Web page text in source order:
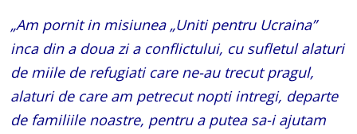
„Am pornit in misiunea „Uniti pentru Ucraina”
inca din a doua zi a conflictului, cu sufletul alaturi
de miile de refugiati care ne-au trecut pragul,
alaturi de care am petrecut nopti intregi, departe
de familiile noastre, pentru a putea sa-i ajutam